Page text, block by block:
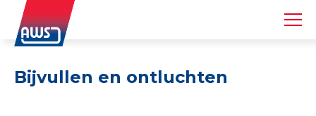
Bijvullen en ontluchten